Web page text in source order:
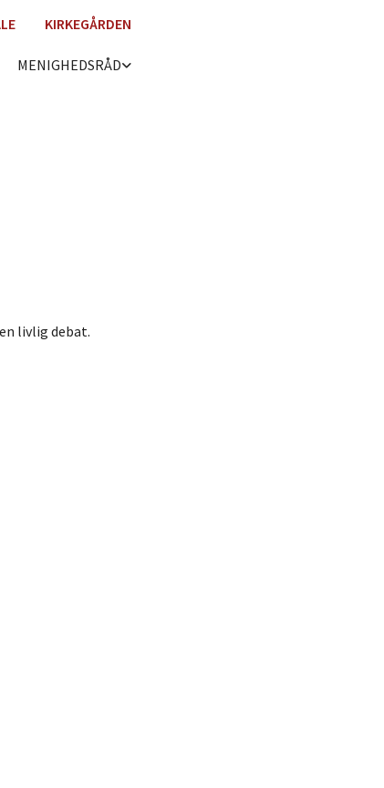
KIRKEGÅRDEN
MENIGHEDSRÅD
livlig debat.